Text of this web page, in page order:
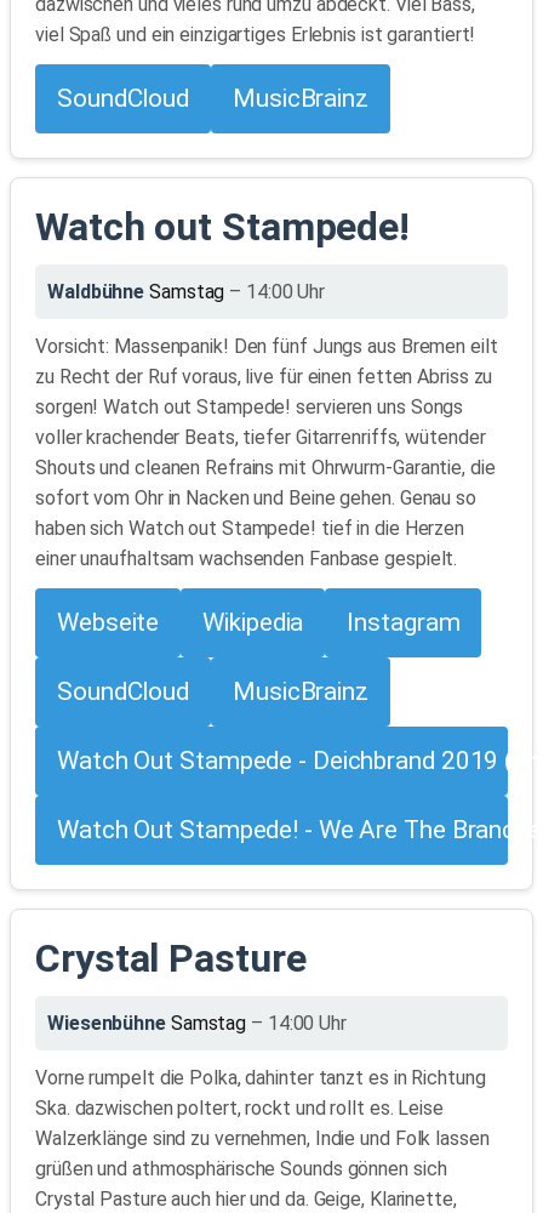
viel Spaß und ein einzigartiges Erlebnis ist garantiert!
SoundCloud MusicBrainz
Watch out Stampede!
Waldbühne Samstag – 14:00 Uhr
Vorsicht: Massenpanik! Den fünf Jungs aus Bremen eilt
zu Recht der Ruf voraus, live für einen fetten Abriss zu
sorgen! Watch out Stampede! servieren uns Songs
voller krachender Beats, tiefer Gitarrenriffs, wütender
Shouts und cleanen Refrains mit Ohrwurm-Garantie, die
sofort vom Ohr in Nacken und Beine gehen. Genau so
haben sich Watch out Stampede! tief in die Herzen
einer unaufhaltsam wachsenden Fanbase gespielt.
Webseite Wikipedia Instagram
SoundCloud MusicBrainz
Watch Out Stampede - Deichbrand 2019
Watch Out Stampede! - We Are The
Crystal Pasture
Wiesenbühne Samstag – 14:00 Uhr
Vorne rumpelt die Polka, dahinter tanzt es in Richtung
Ska. dazwischen poltert, rockt und rollt es. Leise
Walzerklänge sind zu vernehmen, Indie und Folk lassen
grüßen und athmosphärische Sounds gönnen sich
Crystal Pasture auch hier und da. Geige, Klarinette,